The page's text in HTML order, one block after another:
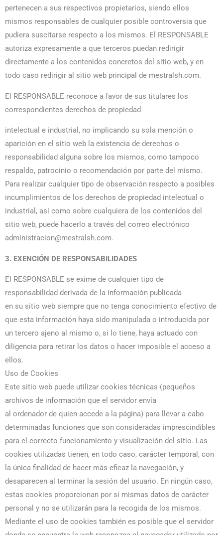
pertenecen a sus respectivos propietarios, siendo ellos
mismos responsables de cualquier posible controversia que
pudiera suscitarse respecto a los mismos. El RESPONSABLE
autoriza expresamente a que terceros puedan redirigir
directamente a los contenidos concretos del sitio web, y en
todo caso redirigir al sitio web principal de mestralsh.com.
El RESPONSABLE reconoce a favor de sus titulares los
correspondientes derechos de propiedad
intelectual e industrial, no implicando su sola mención o
aparición en el sitio web la existencia de derechos o
responsabilidad alguna sobre los mismos, como tampoco
respaldo, patrocinio o recomendación por parte del mismo.
Para realizar cualquier tipo de observación respecto a posibles
incumplimientos de los derechos de propiedad intelectual o
industrial, así como sobre cualquiera de los contenidos del
sitio web, puede hacerlo a través del correo electrónico
administracion@mestralsh.com.
3. EXENCIÓN DE RESPONSABILIDADES
El RESPONSABLE se exime de cualquier tipo de
responsabilidad derivada de la información publicada
en su sitio web siempre que no tenga conocimiento efectivo de
que esta información haya sido manipulada o introducida por
un tercero ajeno al mismo o, si lo tiene, haya actuado con
diligencia para retirar los datos o hacer imposible el acceso a
ellos.
Uso de Cookies
Este sitio web puede utilizar cookies técnicas (pequeños
archivos de información que el servidor envía
al ordenador de quien accede a la página) para llevar a cabo
determinadas funciones que son consideradas imprescindibles
para el correcto funcionamiento y visualización del sitio. Las
cookies utilizadas tienen, en todo caso, carácter temporal, con
la única finalidad de hacer más eficaz la navegación, y
desaparecen al terminar la sesión del usuario. En ningún caso,
estas cookies proporcionan por sí mismas datos de carácter
personal y no se utilizarán para la recogida de los mismos.
Mediante el uso de cookies también es posible que el servidor